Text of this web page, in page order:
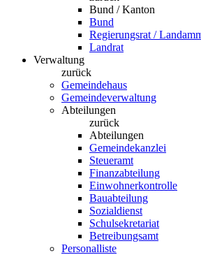
Bund / Kanton
Bund
Regierungsrat /
Landrat
Verwaltung
zurück
Gemeindehaus
Gemeindeverwaltung
Abteilungen
zurück
Abteilungen
Gemeindekanzlei
Steueramt
Finanzabteilung
Einwohnerkontrolle
Bauabteilung
Sozialdienst
Schulsekretariat
Betreibungsamt
Personalliste